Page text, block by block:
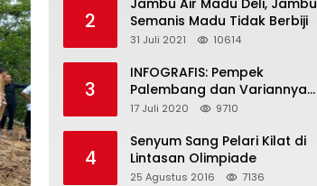
2
Jambu Air Madu Deli, Jambu
Semanis Madu Tidak Berbiji
31 Juli 2021 10614
3
INFOGRAFIS: Pempek
Palembang dan Variannya
yang Melegenda
17 Juli 2020 9710
4
Senyum Sang Pelari Kilat di
Lintasan Olimpiade
25 Agustus 2016 7136